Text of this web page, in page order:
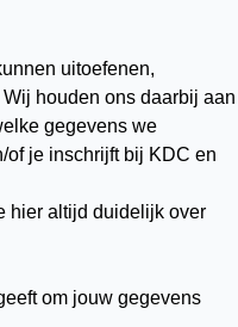
uitoefenen,
houden ons daarbij aan
gegevens we
of je inschrijft bij KDC en
hier altijd duidelijk over
om jouw gegevens